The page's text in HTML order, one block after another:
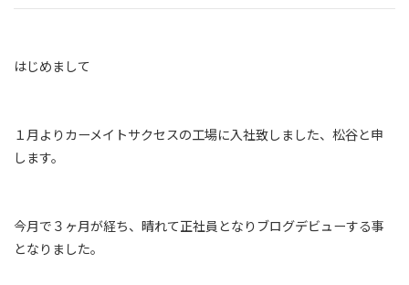
はじめまして
１月よりカーメイトサクセスの工場に入社致しました、松谷と申
します。
今月で３ヶ月が経ち、晴れて正社員となりブログデビューする事
となりました。